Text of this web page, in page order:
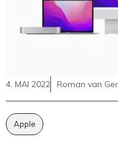
4. MAI 2022 Roman van
Apple